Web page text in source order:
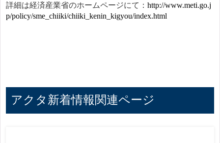
詳細は経済産業省のホームページにて： http://www.meti.go.j
p/policy/sme_chiiki/chiiki_kenin_kigyou/index.html
アクタ新着情報関連ページ